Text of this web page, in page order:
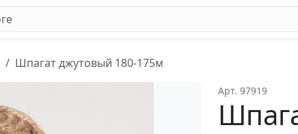
Шпагат джутовый 180-175м
Арт. 97919